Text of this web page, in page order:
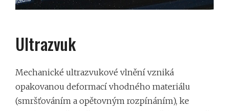
Ultrazvuk
Mechanické ultrazvukové vlnění vzniká
opakovanou deformací vhodného materiálu
(smršťováním a opětovným rozpínáním), ke